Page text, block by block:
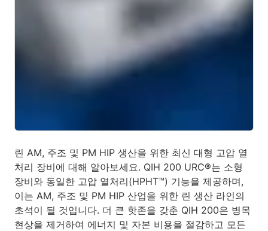
린 AM, 주조 및 PM HIP 생산을 위한 최신 대형 고압 열
처리 장비에 대해 알아보세요. QIH 200 URC®는 소형
장비와 동일한 고압 열처리(HPHT™) 기능을 제공하며,
이는 AM, 주조 및 PM HIP 산업을 위한 린 생산 라인의
초석이 될 것입니다. 더 큰 핫존을 갖춘 QIH 200은 병목
현상을 제거하여 에너지 및 자본 비용을 절감하고 모든